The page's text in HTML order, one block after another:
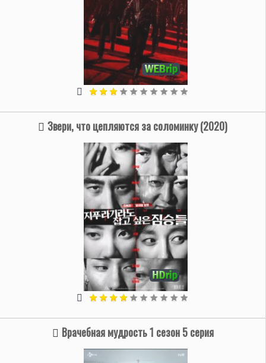
Звери, что цепляются за соломинку (2020)
Врачебная мудрость 1 сезон 5 серия